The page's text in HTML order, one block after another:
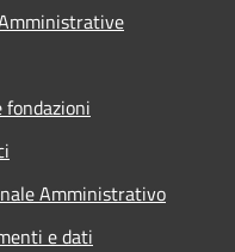
fondazioni
Amministrativo
e dati